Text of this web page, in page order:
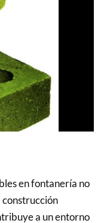
en fontanería no
construcción
a un entorno